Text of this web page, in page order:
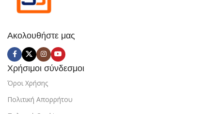
Ακολουθήστε μας
Χρήσιμοι σύνδεσμοι
Όροι Χρήσης
Πολιτική Απορρήτου